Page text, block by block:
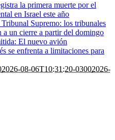
la primera muerte por el
en Israel este año
Supremo: los tribunales
a un cierre a partir del domingo
El nuevo avión
se enfrenta a limitaciones para
2026-08-06T10:31:20-03002026-